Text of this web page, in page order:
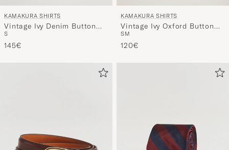
KAMAKURA SHIRTS
Vintage Ivy Denim Button
Down Shirt Dark Blue
S
145€
KAMAKURA SHIRTS
Vintage Ivy Oxford Button
Down Shirt Light Blue
SM
120€